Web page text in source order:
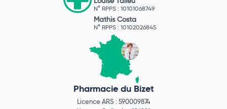
N° RPPS : 10101068749
Mathis Costa
N° RPPS : 10102026845
Pharmacie du Bizet
Licence ARS : 590009874